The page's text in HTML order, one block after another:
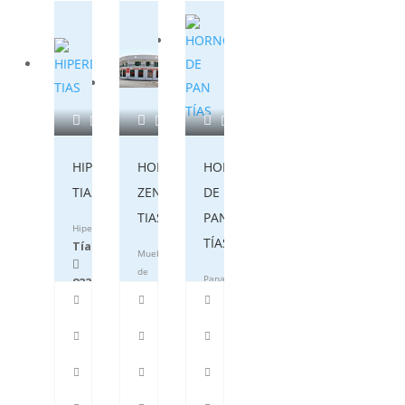
HIPERDINO
TIAS
Hipermercado
Tías
922524287
HOME
ZENTRUM
TIAS
Muebles
de
Terraza
Jardín
Home
HORNO
DE
PAN
TÍAS
Panadería,
pastelería